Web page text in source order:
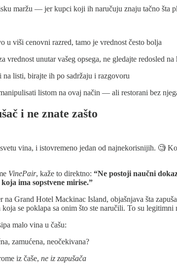
maržu — jer kupci koji ih naručuju znaju tačno šta
viši cenovni razred, tamo je vrednost često bolja
unutar vašeg opsega, ne gledajte redosled na
listi, birajte ih po sadržaju i razgovoru
listom na ovaj način — ali restorani bez
i ne znate zašto
vina, i istovremeno jedan od najnekorisnijih. 🧐
VinePair, kaže to direktno: “Ne postoji naučni
ima sopstvene mirise.”
na Grand Hotel Mackinac Island, objašnjava šta
koja se poklapa sa onim što ste naručili. To su
malo vina u čašu:
zamućena, neočekivana?
iz čaše, ne iz zapušača